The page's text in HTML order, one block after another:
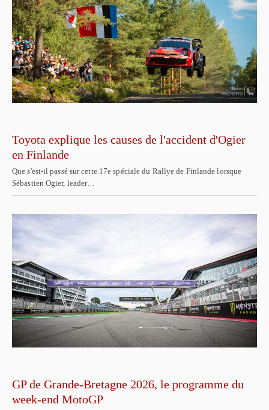
Toyota explique les causes de l'accident d'Ogier
en Finlande
Que s'est-il passé sur cette 17e spéciale du Rallye de Finlande lorsque
Sébastien Ogier, leader…
GP de Grande-Bretagne 2026, le programme du
week-end MotoGP